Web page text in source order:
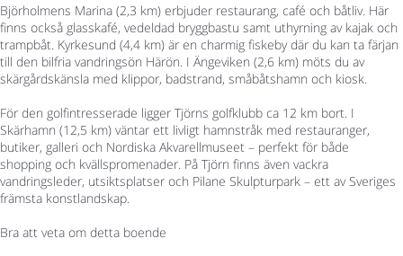
Björholmens Marina (2,3 km) erbjuder restaurang, café och båtliv. Här
finns också glasskafé, vedeldad bryggbastu samt uthyrning av kajak och
trampbåt. Kyrkesund (4,4 km) är en charmig fiskeby där du kan ta färjan
till den bilfria vandringsön Härön. I Ängeviken (2,6 km) möts du av
skärgårdskänsla med klippor, badstrand, småbåtshamn och kiosk.
För den golfintresserade ligger Tjörns golfklubb ca 12 km bort. I
Skärhamn (12,5 km) väntar ett livligt hamnstråk med restauranger,
butiker, galleri och Nordiska Akvarellmuseet – perfekt för både
shopping och kvällspromenader. På Tjörn finns även vackra
vandringsleder, utsiktsplatser och Pilane Skulpturpark – ett av Sveriges
främsta konstlandskap.
Bra att veta om detta boende